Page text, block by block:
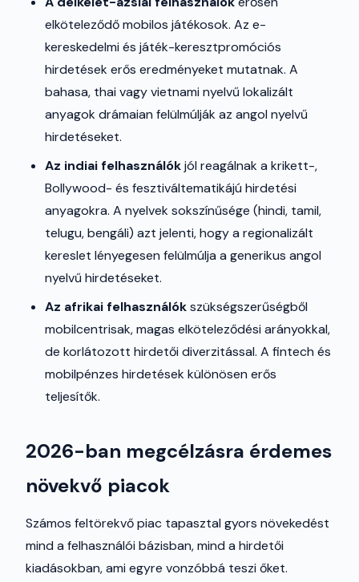
elköteleződő mobilos játékosok. Az e-
kereskedelmi és játék-keresztpromóciós
hirdetések erős eredményeket mutatnak. A
bahasa, thai vagy vietnami nyelvű lokalizált
anyagok drámaian felülmúlják az angol nyelvű
hirdetéseket.
Az indiai felhasználókjól reagálnak a krikett-,
Bollywood- és fesztiváltematikájú hirdetési
anyagokra. A nyelvek sokszínűsége (hindi, tamil,
telugu, bengáli) azt jelenti, hogy a regionalizált
kereslet lényegesen felülmúlja a generikus angol
nyelvű hirdetéseket.
Az afrikai felhasználókszükségszerűségből
mobilcentrisak, magas elköteleződési arányokkal,
de korlátozott hirdetői diverzitással. A fintech és
mobilpénzes hirdetések különösen erős
teljesítők.
2026-ban megcélzásra érdemes
növekvő piacok
Számos feltörekvő piac tapasztal gyors növekedést
mind a felhasználói bázisban, mind a hirdetői
kiadásokban, ami egyre vonzóbbá teszi őket.